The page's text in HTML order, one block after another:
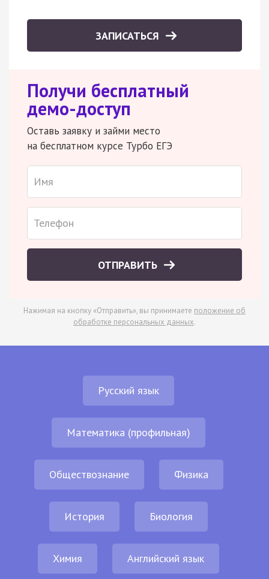
ЗАПИСАТЬСЯ
Получи бесплатный
демо-доступ
Оставь заявку и займи место
на бесплатном курсе Турбо ЕГЭ
ОТПРАВИТЬ
Нажимая на кнопку «Отправить», вы принимаете положение об
обработке персональных данных.
Русский язык
Математика (профильная)
Обществознание Физика
История Биология
Химия Английский язык